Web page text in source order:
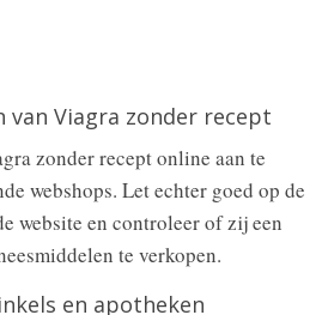
van Viagra zonder recept
zonder recept online aan te
webshops. Let echter goed op de
website en controleer of zij een
te verkopen.
en apotheken